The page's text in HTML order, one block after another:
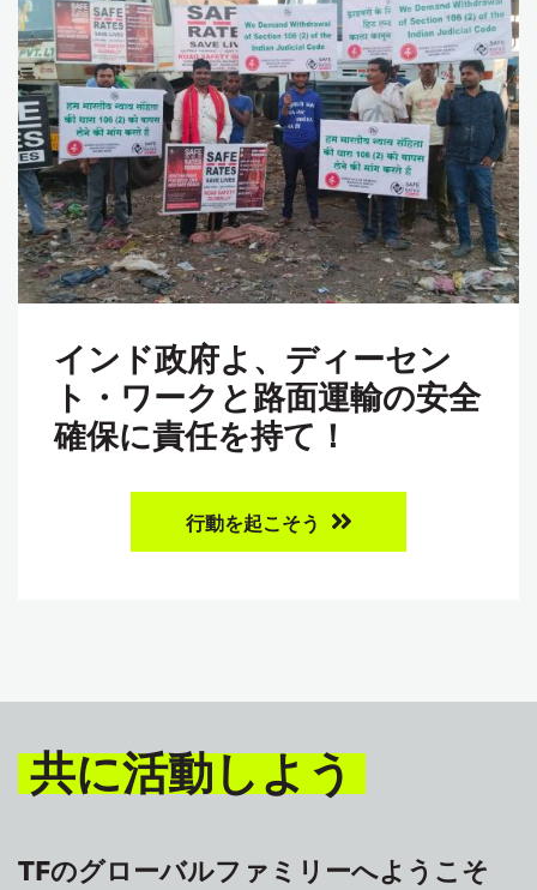
インド政府よ、ディーセン
ト・ワークと路面運輸の安全
確保に責任を持て！
行動を起こそう
共に活動しよう
TFのグローバルファミリーへようこそ